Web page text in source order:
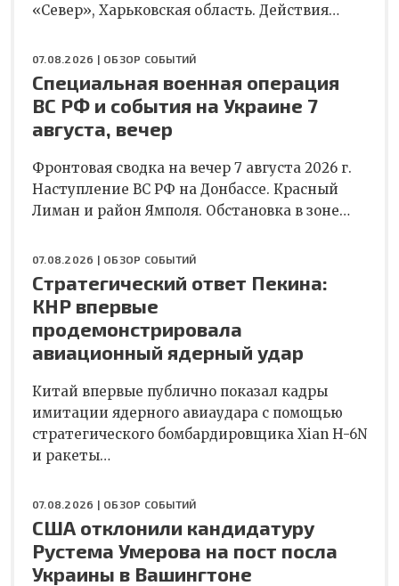
«Север», Харьковская область. Действия…
07.08.2026 | ОБЗОР СОБЫТИЙ
Специальная военная операция
ВС РФ и события на Украине 7
августа, вечер
Фронтовая сводка на вечер 7 августа 2026 г.
Наступление ВС РФ на Донбассе. Красный
Лиман и район Ямполя. Обстановка в зоне…
07.08.2026 | ОБЗОР СОБЫТИЙ
Стратегический ответ Пекина:
КНР впервые
продемонстрировала
авиационный ядерный удар
Китай впервые публично показал кадры
имитации ядерного авиаудара с помощью
стратегического бомбардировщика Xian H-6N
и ракеты…
07.08.2026 | ОБЗОР СОБЫТИЙ
США отклонили кандидатуру
Рустема Умерова на пост посла
Украины в Вашингтоне